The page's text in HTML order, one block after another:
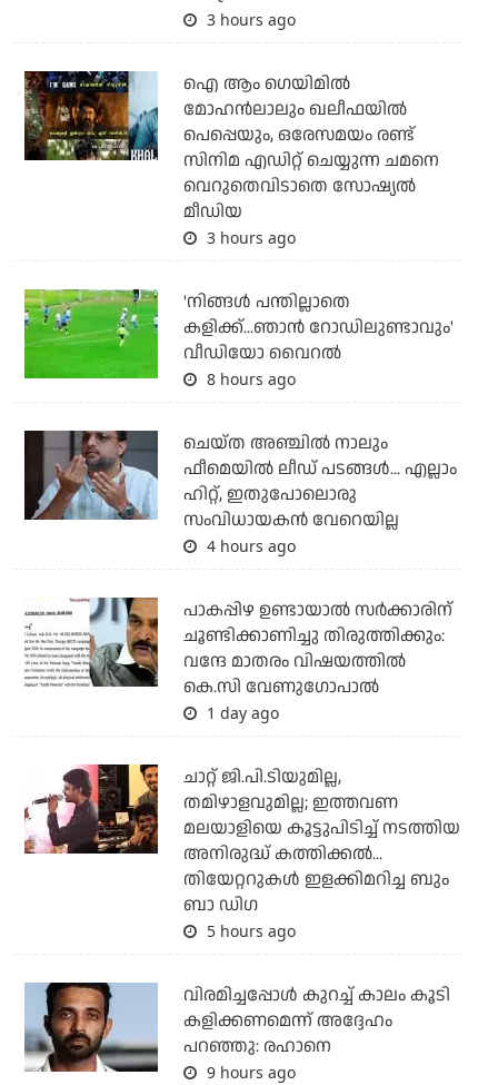
3 hours ago
ഐ ആം ഗെയിമില്‍
മോഹന്‍ലാലും ഖലീഫയില്‍
പെപ്പെയും, ഒരേസമയം രണ്ട്
സിനിമ എഡിറ്റ് ചെയ്യുന്ന ചമനെ
വെറുതെവിടാതെ സോഷ്യല്‍
മീഡിയ
3 hours ago
'നിങ്ങള്‍ പന്തില്ലാതെ
കളിക്ക്...ഞാന്‍ റോഡിലുണ്ടാവും'
വീഡിയോ വൈറല്‍
8 hours ago
ചെയ്ത അഞ്ചില്‍ നാലും
ഫീമെയില്‍ ലീഡ് പടങ്ങള്‍... എല്ലാം
ഹിറ്റ്, ഇതുപോലൊരു
സംവിധായകന്‍ വേറെയില്ല
4 hours ago
പാകപ്പിഴ ഉണ്ടായാല്‍ സര്‍ക്കാരിന്
ചൂണ്ടിക്കാണിച്ചു തിരുത്തിക്കും:
വന്ദേ മാതരം വിഷയത്തില്‍
കെ.സി വേണുഗോപാല്‍
1 day ago
ചാറ്റ് ജി.പി.ടിയുമില്ല,
തമിഴാളവുമില്ല; ഇത്തവണ
മലയാളിയെ കൂട്ടുപിടിച്ച് നടത്തിയ
അനിരുദ്ധ് കത്തിക്കല്‍...
തിയേറ്ററുകള്‍ ഇളക്കിമറിച്ച ബും
ബാ ഡിഗ
5 hours ago
വിരമിച്ചപ്പോള്‍ കുറച്ച് കാലം കൂടി
കളിക്കണമെന്ന് അദ്ദേഹം
പറഞ്ഞു: രഹാനെ
9 hours ago